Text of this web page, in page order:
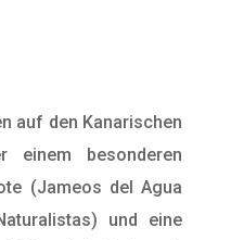
auf den Kanarischen
einem besonderen
(Jameos del Agua
und eine